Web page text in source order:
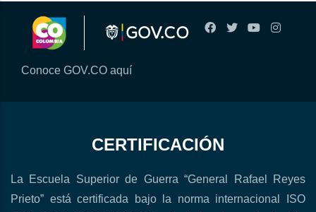
Conoce GOV.CO aquí
CERTIFICACIÓN
La Escuela Superior de Guerra “General Rafael Reyes
Prieto” está certificada bajo la norma internacional ISO